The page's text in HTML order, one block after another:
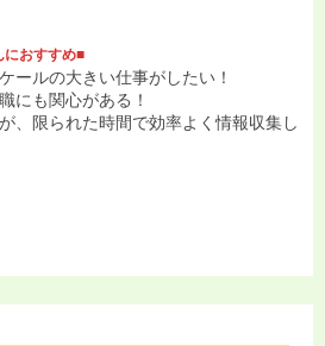
におすすめ■
ールの大きい仕事がしたい！
にも関心がある！
、限られた時間で効率よく情報収集し